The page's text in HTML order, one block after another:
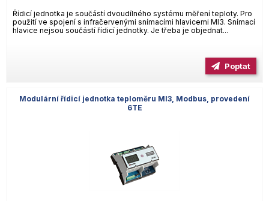
Řídicí jednotka je součástí dvoudílného systému měření teploty. Pro
použití ve spojení s infračervenými snímacími hlavicemi MI3. Snímací
hlavice nejsou součástí řídicí jednotky. Je třeba je objednat...
Poptat
Modulární řídicí jednotka teploměru MI3, Modbus, provedení
6TE